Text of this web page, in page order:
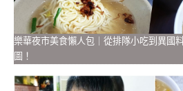
樂華夜市美食懶人包｜從排隊小吃到異國
圖！